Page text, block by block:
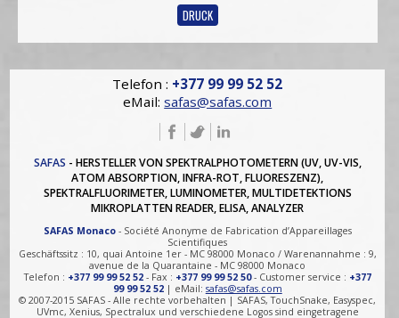
DRUCK
Telefon : +377 99 99 52 52
eMail:safas@safas.com
SAFAS - HERSTELLER VON SPEKTRALPHOTOMETERN (UV, UV-VIS,
ATOM ABSORPTION, INFRA-ROT, FLUORESZENZ),
SPEKTRALFLUORIMETER, LUMINOMETER, MULTIDETEKTIONS
MIKROPLATTEN READER, ELISA, ANALYZER
SAFAS Monaco- Société Anonyme de Fabrication d’Appareillages
Scientifiques
Geschäftssitz : 10, quai Antoine 1er - MC 98000 Monaco / Warenannahme : 9,
avenue de la Quarantaine - MC 98000 Monaco
Telefon : +377 99 99 52 52- Fax : +377 99 99 52 50- Customer service : +377
99 99 52 52| eMail: safas@safas.com
© 2007-2015 SAFAS - Alle rechte vorbehalten | SAFAS, TouchSnake, Easyspec,
UVmc, Xenius, Spectralux und verschiedene Logos sind eingetragene